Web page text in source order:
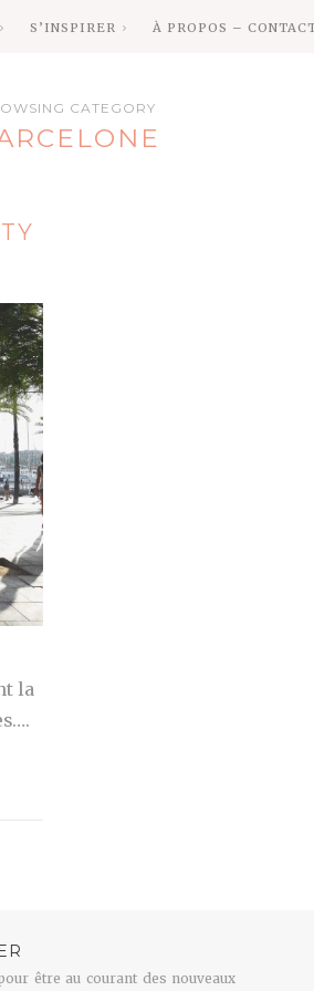
S’INSPIRER À PROPOS –
CATEGORY
la
être au courant des nouveaux